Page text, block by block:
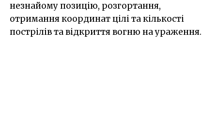
незнайому позицію, розгортання,
отримання координат цілі та кількості
пострілів та відкриття вогню на ураження.